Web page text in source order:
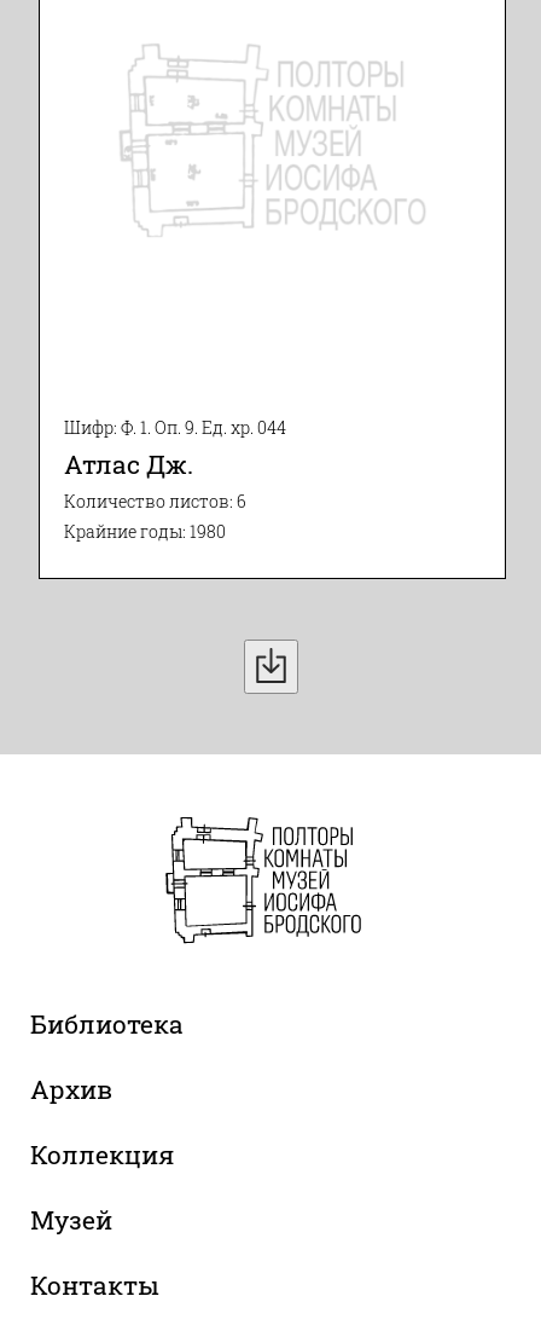
Шифр: Ф. 1. Оп. 9. Ед. хр. 044
Атлас Дж.
Количество листов: 6
Крайние годы: 1980
Библиотека
Архив
Коллекция
Музей
Контакты